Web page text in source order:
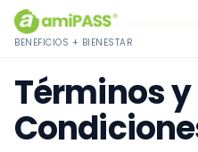
Saltar al contenido
BENEFICIOS + BIENESTAR
Inicio›Términos y Condiciones
Términos y